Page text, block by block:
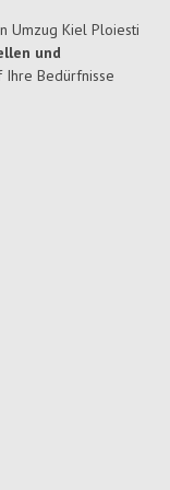
Umzug Kiel Ploiesti
und
Bedürfnisse